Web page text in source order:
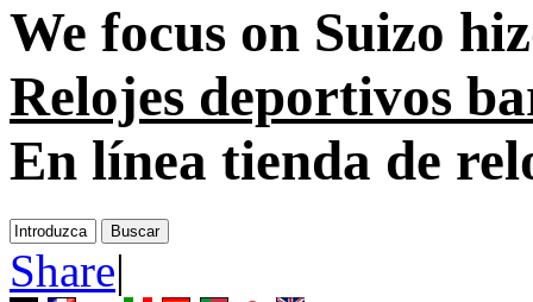
We focus on Suizo
Relojes deportivos
En línea tienda de
Share|